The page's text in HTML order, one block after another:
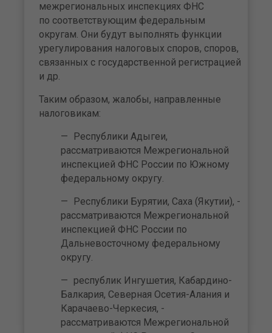
межрегиональных инспекциях ФНС
по соответствующим федеральным
округам. Они будут выполнять функции
урегулирования налоговых споров, споров,
связанных с государственной регистрацией
и др.
Таким образом, жалобы, направленные
налоговикам:
Республики Адыгеи,
рассматриваются Межрегиональной
инспекцией ФНС России по Южному
федеральному округу.
Республики Бурятии, Саха (Якутии), -
рассматриваются Межрегиональной
инспекцией ФНС России по
Дальневосточному федеральному
округу.
республик Ингушетия, Кабардино-
Балкария, Северная Осетия-Алания и
Карачаево-Черкесия, -
рассматриваются Межрегиональной